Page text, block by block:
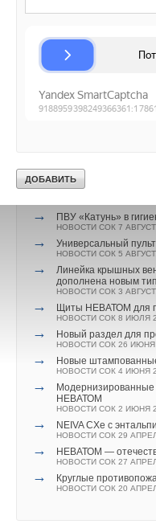
менеджмента,
предприятия за счет
необходимом заказчику,
минимальными затратами
себестоимостью
Читайте по теме:
→ ПВУ «Катунь» в
НОВОСТИ СОК 7
→ Универсальный
НОВОСТИ СОК 5
→
Линейка крышных
дополнена новым
НОВОСТИ СОК 3
→ Щиты НЕВАТОМ для
НОВОСТИ СОК 8 ИЮЛЯ
→ Новый раздел для
НОВОСТИ СОК 26 ИЮНЯ
→ Новые
НОВОСТИ СОК 4 ИЮНЯ
→
Модернизированные
НЕВАТОМ
НОВОСТИ СОК 2 ИЮНЯ
→ NEIVA CXe с
НОВОСТИ СОК 29
→ НЕВАТОМ —
НОВОСТИ СОК 27
→ Круглые
НОВОСТИ СОК 20